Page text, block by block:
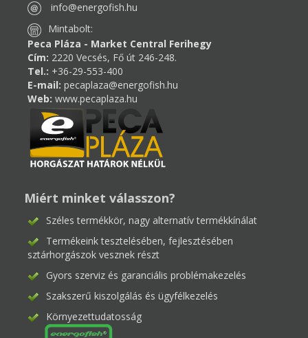
info@energofish.hu
Mintabolt:
Peca Pláza - Market Central Ferihegy
Cím: 2220 Vecsés, Fő út 246-248.
Tel.: +36-29-553-400
E-mail: pecaplaza@energofish.hu
Web: www.pecaplaza.hu
Miért minket válasszon?
Széles termékkör, nagy alternatív termékkínálat
Termékeink tesztelésében, fejlesztésében
sztárhorgászok vesznek részt
Gyors szerviz és garanciális problémakezelés
Szakszerű kiszolgálás és ügyfélkezelés
Környezettudatosság